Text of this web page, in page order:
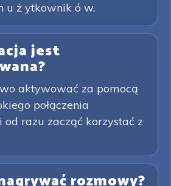
u ż ytkownik ó w.
jest
aktywować za pomocą
połączenia
od razu zacząć korzystać z